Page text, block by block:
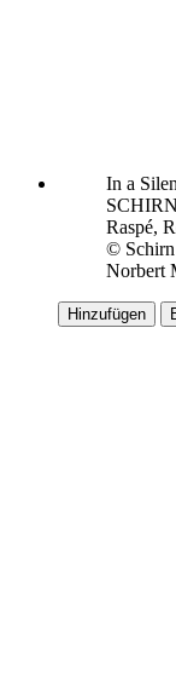
In a
Raspé,
© Schirn
Norbert
Hinzufügen